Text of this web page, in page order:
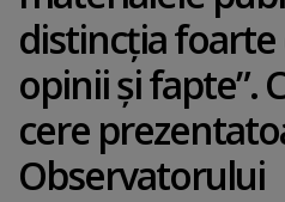
distincţia
opinii şi fapte”.
cere
Observatorului